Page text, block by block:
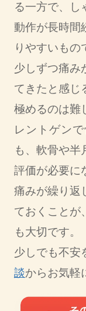
る一方で、し
動作が長時間
りやすいもの
少しずつ痛み
てきたと感じ
極めるのは難
レントゲン
も、軟骨や半
評価が必要に
痛みが繰り返
ておくことが
も大切です。
少しでも不安
談からお気軽